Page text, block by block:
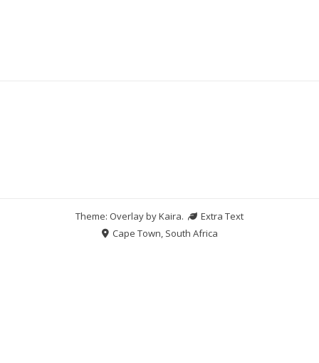
Theme: Overlay byKaira.
Extra Text
Cape Town, South Africa